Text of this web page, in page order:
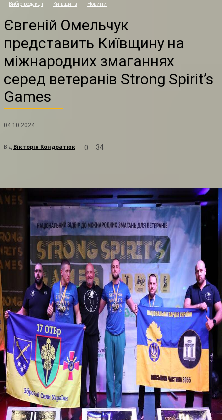
Вибір редакції Київщина Новини
Євгеній Омельчук
представить Київщину на
міжнародних змаганнях
серед ветеранів Strong Spirit’s
Games
04.10.2024
Від Вікторія Кондратюк 0 34